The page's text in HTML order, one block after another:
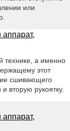
или
технике, а именно
этот
сшивающего
вторую рукоятку.